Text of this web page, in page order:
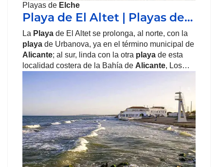
Playas de Elche
Playa de El Altet | Playas de…
La Playa de El Altet se prolonga, al norte, con la
playa de Urbanova, ya en el término municipal de
Alicante; al sur, linda con la otra playa de esta
localidad costera de la Bahía de Alicante, Los…